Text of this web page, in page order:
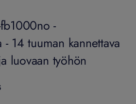
-
- 14 tuuman kannettava
luovaan työhön